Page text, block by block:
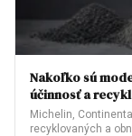
Nakoľko sú
účinnosť a
Michelin,
recyklovaných a